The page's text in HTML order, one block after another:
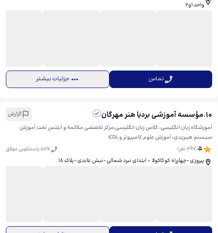
واحد 1و2
تماس جزئیات بیشتر
10
.مؤسسه آموزشی بردیا هنر مهرگان
گزارش
آموزشگاه زبان انگلیسی، کلاس زبان انگلیسی،مرکز تخصصی مکالمه و آیلتس تحت آموزش
سیستم هیبریدی، آموزش علوم کامپیوتر و ICDL
5
(
297نفر) 58% پاسخگویی موفق
پیروزی-چهارراه کوکاکولا - ابتدای نبرد شمالی-نبش عابدی-پلاک 18